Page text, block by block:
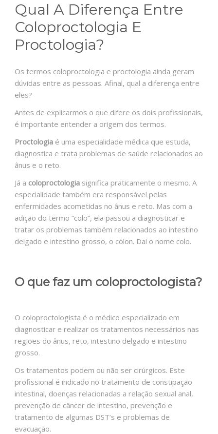
Qual A Diferença Entre
Coloproctologia E
Proctologia?
Os termos coloproctologia e proctologia ainda geram
dúvidas entre as pessoas. Afinal, qual a diferença entre
eles?
Antes de explicarmos o que difere os dois profissionais,
é importante entender a origem dos termos.
Proctologia é uma especialidade médica que estuda,
diagnostica e trata problemas de saúde relacionados ao
ânus e o reto.
Já a coloproctologia significa praticamente o mesmo. A
especialidade também era responsável pelas
enfermidades acometidas no ânus e reto. Mas com a
adição do termo “colo”, ela passou a diagnosticar e
tratar os problemas também relacionados ao intestino
delgado e intestino grosso, o cólon. Daí o nome colo.
O que faz um coloproctologista?
O coloproctologista é o médico especializado em
diagnosticar e realizar os tratamentos necessários nas
regiões do ânus, reto, intestino delgado e intestino
grosso.
Os tratamentos podem ou não ser cirúrgicos. Este
profissional é indicado no tratamento de constipação
intestinal, doenças relacionadas a relação sexual anal,
prevenção de câncer de intestino, prevenção e
tratamento de algumas DST’s e problemas de
evacuação.